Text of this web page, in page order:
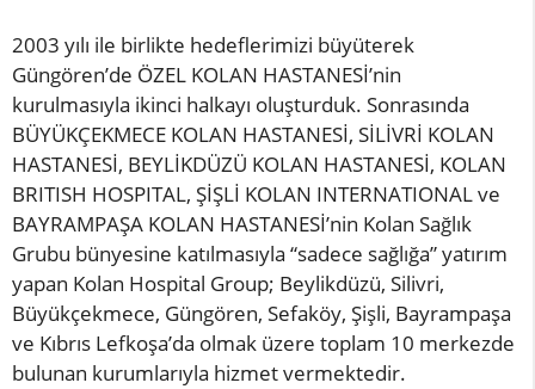
2003 yılı ile birlikte hedeflerimizi büyüterek
Güngören’de ÖZEL KOLAN HASTANESİ’nin
kurulmasıyla ikinci halkayı oluşturduk. Sonrasında
BÜYÜKÇEKMECE KOLAN HASTANESİ, SİLİVRİ KOLAN
HASTANESİ, BEYLİKDÜZÜ KOLAN HASTANESİ, KOLAN
BRITISH HOSPITAL, ŞİŞLİ KOLAN INTERNATIONAL ve
BAYRAMPAŞA KOLAN HASTANESİ’nin Kolan Sağlık
Grubu bünyesine katılmasıyla “sadece sağlığa” yatırım
yapan Kolan Hospital Group; Beylikdüzü, Silivri,
Büyükçekmece, Güngören, Sefaköy, Şişli, Bayrampaşa
ve Kıbrıs Lefkoşa’da olmak üzere toplam 10 merkezde
bulunan kurumlarıyla hizmet vermektedir.